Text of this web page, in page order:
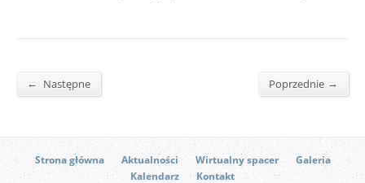
← Następne Poprzednie →
Strona główna Aktualności Wirtualny spacer
Galeria
Kalendarz
Kontakt